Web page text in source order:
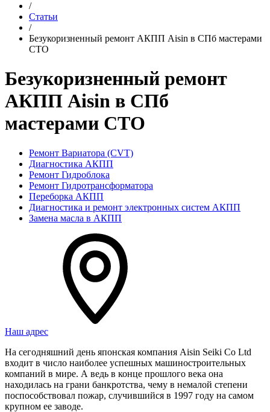
/
Статьи
/
Безукоризненный ремонт АКПП Aisin в СПб мастерами
СТО
Безукоризненный ремонт
АКПП Aisin в СПб
мастерами СТО
Ремонт Вариатора (CVT)
Диагностика АКПП
Ремонт Гидроблока
Ремонт Гидротрансформатора
Переборка АКПП
Диагностика и ремонт электронных систем АКПП
Замена масла в АКПП
Наш адрес
На сегодняшний день японская компания Aisin Seiki Co Ltd
входит в число наиболее успешных машиностроительных
компаний в мире. А ведь в конце прошлого века она
находилась на грани банкротства, чему в немалой степени
поспособствовал пожар, случившийся в 1997 году на самом
крупном ее заводе.